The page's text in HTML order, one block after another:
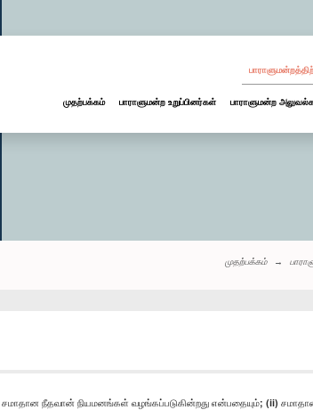
முதற்பக்கம் பாராளுமன்ற உறுப்பினர்கள் பாராளுமன்ற
முதற்பக்கம்
நீதவான் நியமனங்கள் வழங்கப்படுகின்றது என்பதையும்; (ii)